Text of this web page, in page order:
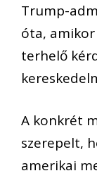
Trump-
óta,
terhelő
A konkrét
szerepelt,
amerikai